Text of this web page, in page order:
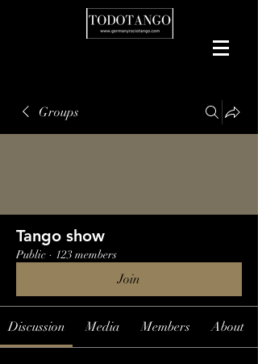
Groups
Tango show
Public · 123 members
Join
Discussion Media Members About